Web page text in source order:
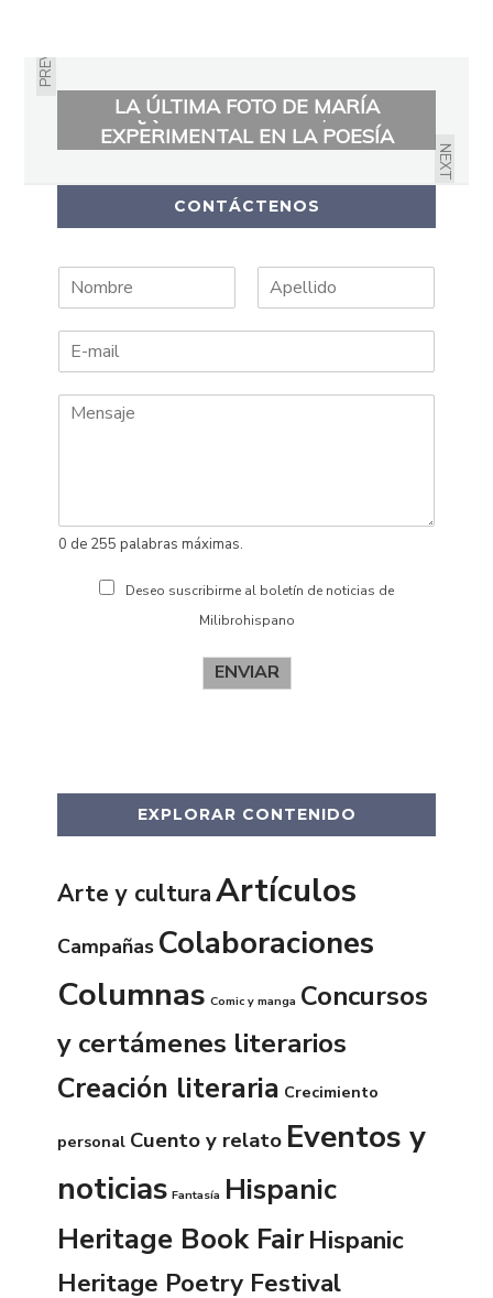
PREVIOUS
LA ÚLTIMA FOTO DE MARÍA
NEXT
¿QUÉ ES LO NUEVO, LO
EXPERIMENTAL EN LA POESÍA
ACTUAL?
CONTÁCTENOS
o
b
p
l
0 de 255 palabras máximas.
Deseo suscribirme al boletín de noticias de
Milibrohispano
ENVIAR
EXPLORAR CONTENIDO
Arte y culturaArtículos
Campañas Colaboraciones
Columnas Comic y manga Concursos
y certámenes literarios
Creación literaria Crecimiento
personal Cuento y relato Eventos y
noticias Fantasía Hispanic
Heritage Book FairHispanic
Heritage Poetry Festival